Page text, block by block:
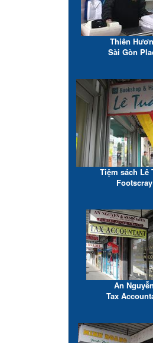
Thiên
Sài Gòn
Tiệm sách Lê
Footscray
An Nguyễn
Tax